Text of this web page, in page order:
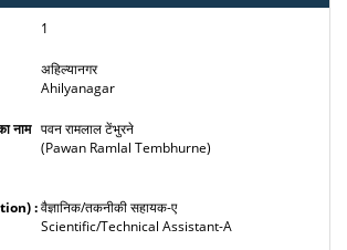
1
अहिल्यानगर
Ahilyanagar
पवन रामलाल टेंभुरने
(Pawan Ramlal Tembhurne)
वैज्ञानिक/तकनीकी सहायक-ए
Scientific/Technical Assistant-A